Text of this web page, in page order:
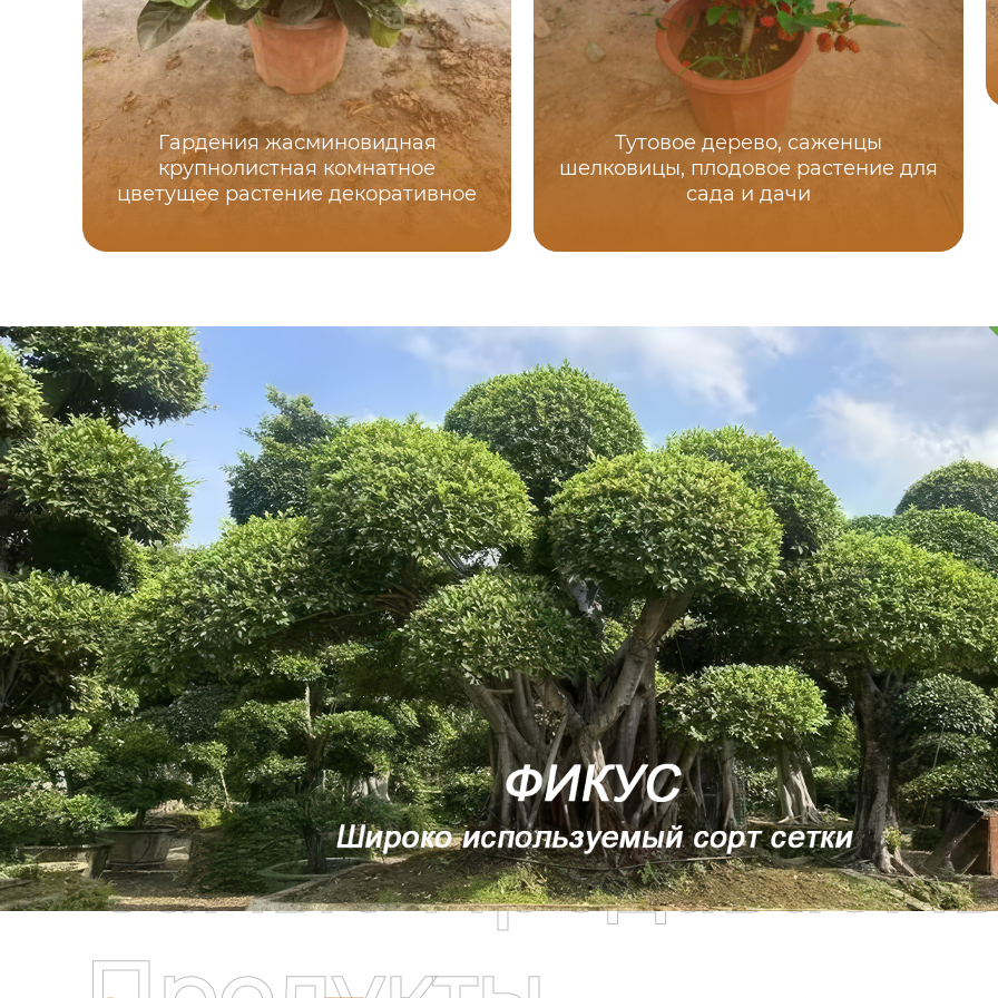
Гардения жасминовидная
крупнолистная комнатное
цветущее растение декоративное
Тутовое дерево, саженцы
шелковицы, плодовое растение для
сада и дачи
Самые